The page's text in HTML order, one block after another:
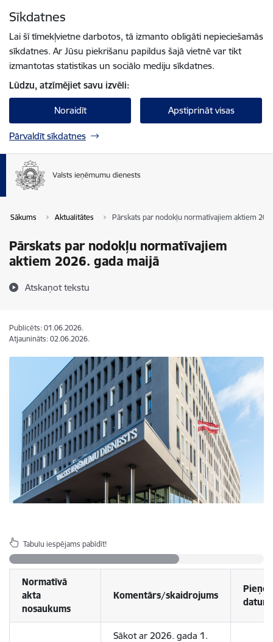
Sīkdatnes
Lai šī tīmekļvietne darbotos, tā izmanto obligāti nepieciešamās
sīkdatnes. Ar Jūsu piekrišanu papildus šajā vietnē var tikt
izmantotas statistikas un sociālo mediju sīkdatnes.
Lūdzu, atzīmējiet savu izvēli:
Noraidīt Apstiprināt visas
Pārvaldīt sīkdatnes
Sākums Aktualitātes Pārskats par nodokļu normatīvajiem aktiem
Pārskats par nodokļu normatīvajiem
aktiem 2026. gada maijā
Atskaņot tekstu
Publicēts: 01.06.2026.
Atjaunināts: 02.06.2026.
Tabulu iespējams pabīdīt!
Normatīvā
akta
nosaukums
Komentārs/skaidrojums
Sākot ar 2026. gada 1.